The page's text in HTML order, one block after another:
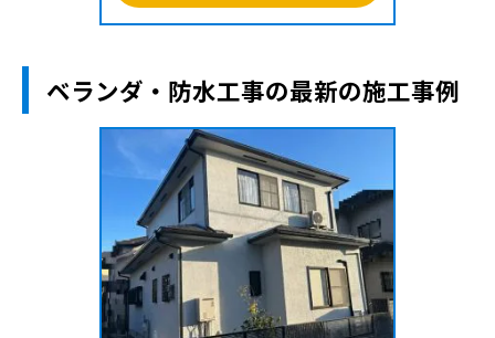
ベランダ・防水工事の最新の施工事例